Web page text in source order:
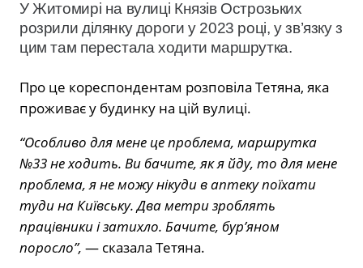
У Житомирі на вулиці Князів Острозьких
розрили ділянку дороги у 2023 році, у зв’язку з
цим там перестала ходити маршрутка.
Про це кореспондентам розповіла Тетяна, яка
проживає у будинку на цій вулиці.
“Особливо для мене це проблема, маршрутка
№33 не ходить. Ви бачите, як я йду, то для мене
проблема, я не можу нікуди в аптеку поїхати
туди на Київську. Два метри зроблять
працівники і затихло. Бачите, бур’яном
поросло”, — сказала Тетяна.